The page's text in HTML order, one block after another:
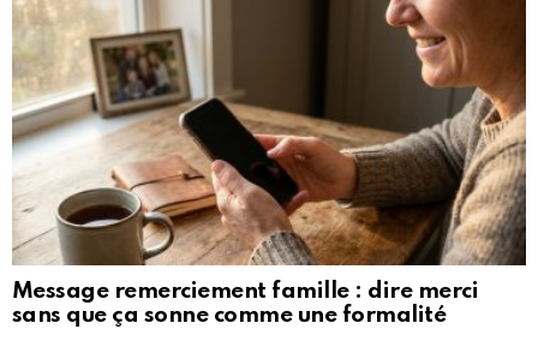
Message remerciement famille : dire merci
sans que ça sonne comme une formalité